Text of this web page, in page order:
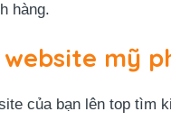
hàng.
website mỹ
của bạn lên top